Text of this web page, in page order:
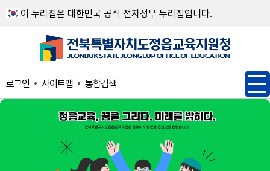
이 누리집은 대한민국 공식 전자정부 누리집입니다.
로그인 사이트맵 통합검색